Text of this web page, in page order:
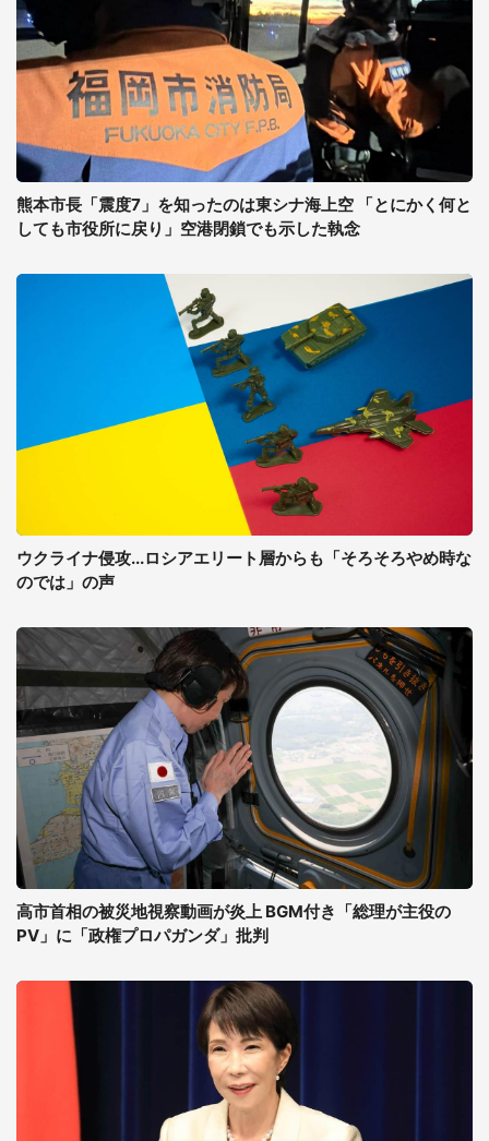
熊本市長「震度7」を知ったのは東シナ海上空 「とにかく何と
しても市役所に戻り」空港閉鎖でも示した執念
ウクライナ侵攻...ロシアエリート層からも「そろそろやめ時な
のでは」の声
高市首相の被災地視察動画が炎上 BGM付き「総理が主役の
PV」に「政権プロパガンダ」批判